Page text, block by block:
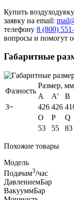
Купить воздуходувку
заявку на email:
телефону 8 (800)
вопросы и помогут
Габаритные
Фазность
Размер,
A
A′ B
3~
426 426
O
P Q
53
55 83
Похожие товары
Модель
Подачам3/час
ДавлениемБар
ВакууммБар